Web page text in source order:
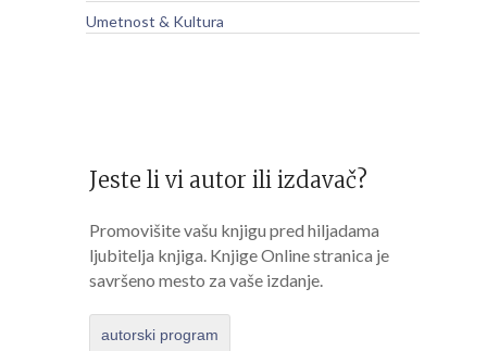
Umetnost & Kultura
Jeste li vi autor ili izdavač?
Promovišite vašu knjigu pred hiljadama
ljubitelja knjiga. Knjige Online stranica je
savršeno mesto za vaše izdanje.
autorski program